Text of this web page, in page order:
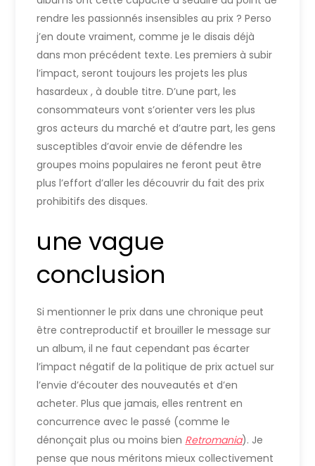
rendre les passionnés insensibles au prix ? Perso
j’en doute vraiment, comme je le disais déjà
dans mon précédent texte. Les premiers à subir
l’impact, seront toujours les projets les plus
hasardeux , à double titre. D’une part, les
consommateurs vont s’orienter vers les plus
gros acteurs du marché et d’autre part, les gens
susceptibles d’avoir envie de défendre les
groupes moins populaires ne feront peut être
plus l’effort d’aller les découvrir du fait des prix
prohibitifs des disques.
une vague
conclusion
Si mentionner le prix dans une chronique peut
être contreproductif et brouiller le message sur
un album, il ne faut cependant pas écarter
l’impact négatif de la politique de prix actuel sur
l’envie d’écouter des nouveautés et d’en
acheter. Plus que jamais, elles rentrent en
concurrence avec le passé (comme le
dénonçait plus ou moins bien Retromania). Je
pense que nous méritons mieux collectivement